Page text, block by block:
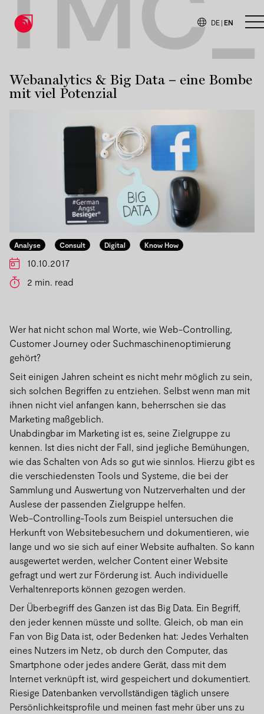
DE | EN
Webanalytics & Big Data – eine Bombe
mit viel Potenzial
Analyse Consult Digital Know How
10.10.2017
2 min. read
Wer hat nicht schon mal Worte, wie Web-Controlling,
Customer Journey oder Suchmaschinenoptimierung
gehört?
Seit einigen Jahren scheint es nicht mehr möglich zu sein,
sich solchen Begriffen zu entziehen. Selbst wenn man mit
ihnen nicht viel anfangen kann, beherrschen sie das
Marketing maßgeblich.
Unabdingbar im Marketing ist es, seine Zielgruppe zu
kennen. Ist dies nicht der Fall, sind jegliche Bemühungen,
wie das Schalten von Ads so gut wie sinnlos. Hierzu gibt es
die verschiedensten Tools und Systeme, die bei der
Sammlung und Auswertung von Nutzerverhalten und der
Auslese der passenden Zielgruppe helfen.
Web-Controlling-Tools zum Beispiel untersuchen die
Herkunft von Websitebesuchern und dokumentieren, wie
lange und wo sie sich auf einer Website aufhalten. So kann
ausgewertet werden, welcher Content einer Website
gefragt und wert zur Förderung ist. Auch individuelle
Verhaltenreports können gezogen werden.
Der Überbegriff des Ganzen ist das Big Data. Ein Begriff,
den jeder kennen müsste und sollte. Gleich, ob man ein
Fan von Big Data ist, oder Bedenken hat: Jedes Verhalten
eines Nutzers im Netz, ob durch den Computer, das
Smartphone oder jedes andere Gerät, dass mit dem
Internet verknüpft ist, wird gespeichert und dokumentiert.
Riesige Datenbanken vervollständigen täglich unsere
Persönlichkeitsprofile und meinen fast mehr über uns zu